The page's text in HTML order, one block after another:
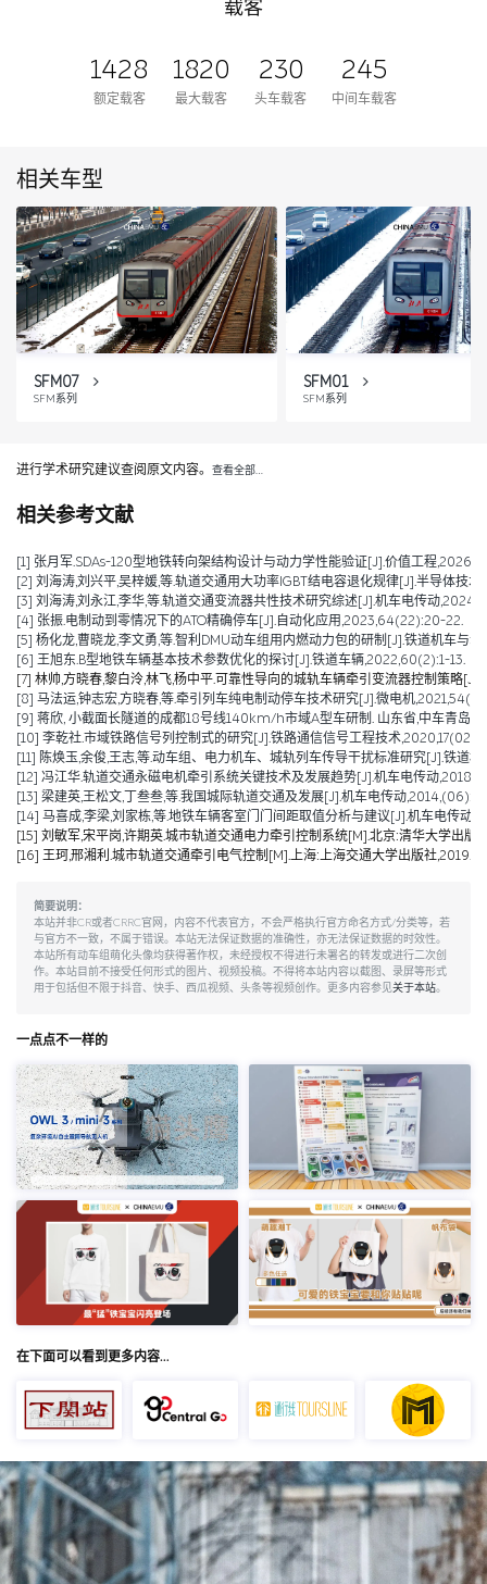
载客
1428
额定载客
1820
最大载客
230
头车载客
245
中间车载客
相关车型
SFM07
SFM系列
SFM01
SFM系列
进行学术研究建议查阅原文内容。 查看全部…
相关参考文献
[1] 张月军.SDAs-120型地铁转向架结构设计与动力学性能验证[J].价值工程
[2] 刘海涛,刘兴平,吴梓媛,等.轨道交通用大功率IGBT结电容退化规律[J].半导体技
[3] 刘海涛,刘永江,李华,等.轨道交通变流器共性技术研究综述[J].机车电传动
[4] 张振.电制动到零情况下的ATO精确停车[J].自动化应用,2023,64(22):20-22.
[5] 杨化龙,曹晓龙,李文勇,等.智利DMU动车组用内燃动力包的研制[J].铁道机车与
[6] 王旭东.B型地铁车辆基本技术参数优化的探讨[J].铁道车辆,2022,60(2):1-13.
[7] 林帅,方晓春,黎白泠,林飞,杨中平.可靠性导向的城轨车辆牵引变流器控制策略
[8] 马法运,钟志宏,方晓春,等.牵引列车纯电制动停车技术研究[J].微电机
[9] 蒋欣, 小截面长隧道的成都18号线140km/h市域A型车研制. 山东省,中车青岛
[10] 李乾社.市域铁路信号列控制式的研究[J].铁路通信信号工程技术
[11] 陈焕玉,余俊,王志,等.动车组、电力机车、城轨列车传导干扰标准研究[J].铁道
[12] 冯江华.轨道交通永磁电机牵引系统关键技术及发展趋势[J].机车电传动
[13] 梁建英,王松文,丁叁叁,等.我国城际轨道交通及发展[J].机车电传动
[14] 马喜成,李梁,刘家栋,等.地铁车辆客室门门间距取值分析与建议[J].机车电传动
[15] 刘敏军,宋平岗,许期英.城市轨道交通电力牵引控制系统[M].北京:清华大学出版
[16] 王珂,邢湘利.城市轨道交通牵引电气控制[M].上海:上海交通大学出版社,2019.
简要说明：
本站并非CR或者CRRC官网，内容不代表官方，不会严格执行官方命名方式/分类等，若
与官方不一致，不属于错误。本站无法保证数据的准确性，亦无法保证数据的时效性。
本站所有动车组萌化头像均获得著作权，未经授权不得进行未署名的转发或进行二次创
作。本站目前不接受任何形式的图片、视频投稿。不得将本站内容以截图、录屏等形式
用于包括但不限于抖音、快手、西瓜视频、头条等视频创作。更多内容参见关于本站。
一点点不一样的
在下面可以看到更多内容…